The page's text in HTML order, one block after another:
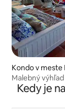
Kondo v meste
Malebný výhľad
Kedy je